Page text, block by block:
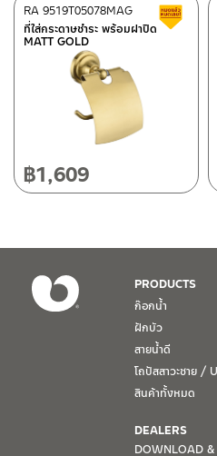
ศูนย์บริการและอะไหล่ เชียงใหม่
118/33 โครงการอรสิริน ม.8 ต.สันปูเ
โทร: 080-075-2626
วันและเวลาทำการ
วันจันทร์ – วันศุกร์ เวลา 8:30-17:30
วันเสาร์ เวลา 8:30-15:00 น.
1. การรับประกัน จะต้องมีหลักฐานกา
ขอตรวจสอบโดยนับวันซื้อขายเป็นสำ
เงื่อนไขการรับประกันสินค้าได้ หากไม่มี
2. การรับประกันสินค้า จะรับประกันฉ
ปกติ หากมีตำหนิ ชำรุด ร้าว ตกพื้น ห
3. การรับประกันสินค้า จะรับประกันเ
ติดต่อ ชาญไพบูลย์ / Contact Us
ที่ใส่กระดาษชำระ พร้อมฝาปิด
MATT GOLD
RA 9519T05078MAG
฿1,609
PRODUCTS
ก๊อกน้ำ
ฝักบัว
สายน้ำดี
โถปัสสาวะชาย /
สินค้าทั้งหมด
DEALERS
DOWNLOAD &